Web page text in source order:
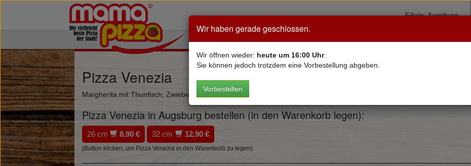
Wir haben gerade geschlossen.
Wir öffnen wieder: heute um 16:00 Uhr.
Sie können jedoch trotzdem eine Vorbestellung abgeben.
Vorbestellen
Filiale: Augsburg
Pizza Venezia
Margherita mit Thunfisch, Zwiebeln & Paprika
Pizza Venezia in Augsburg bestellen (in den Warenkorb legen):
26 cm 8,90 € 32 cm 12,90 €
(Button klicken, um Pizza Venezia in den Warenkorb zu legen)